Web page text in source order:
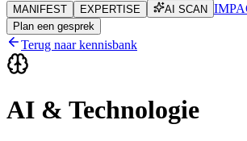
MANIFEST EXPERTISE AI SCAN
Plan een gesprek
Terug naar kennisbank
AI & Technologie